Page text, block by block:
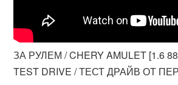
ЗА РУЛЕМ / CHERY AMULET [1.6
TEST DRIVE / ТЕСТ ДРАЙВ ОТ